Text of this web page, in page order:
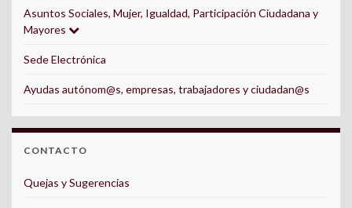
Asuntos Sociales, Mujer, Igualdad, Participación Ciudadana y
Mayores
Sede Electrónica
Ayudas autónom@s, empresas, trabajadores y ciudadan@s
CONTACTO
Quejas y Sugerencias